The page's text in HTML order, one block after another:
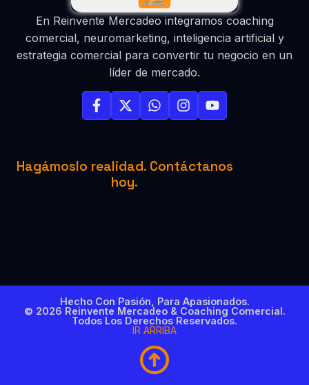
En Reinvente Mercadeo integramos coaching
comercial, neuromarketing, inteligencia artificial y
estrategia comercial para convertir tu negocio en un
líder de mercado.
Hagámoslo realidad. Contáctanos
hoy.
Hecho Con Pasión, Para Apasionados.
© 2026 Reinvente Mercadeo & Coaching Comercial.
Todos Los Derechos Reservados.
IR ARRIBA